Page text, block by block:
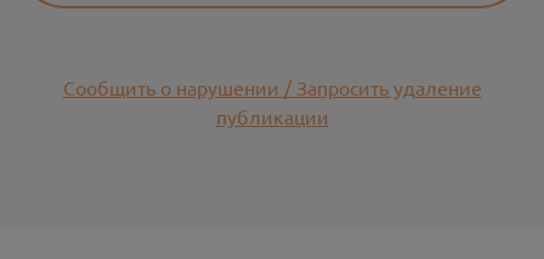
Сообщить о нарушении / Запросить удаление
публикации